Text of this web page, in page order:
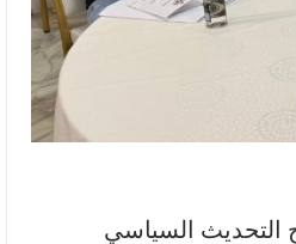
التحديث السياسي